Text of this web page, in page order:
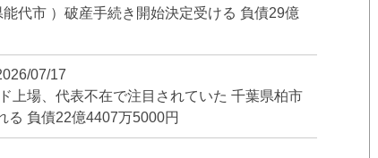
代市 ）破産手続き開始決定受ける 負債29億
07/17
上場、代表不在で注目されていた 千葉県柏市
る 負債22億4407万5000円